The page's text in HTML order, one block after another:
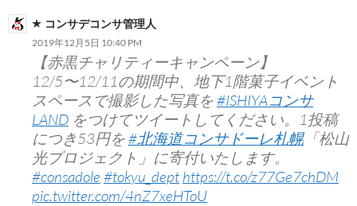
コンサデコンサ管理人
2019年12月5日 10:40 PM
【赤黒チャリティーキャンペーン】
12/5〜12/11の期間中、地下1階菓子イベント
スペースで撮影した写真を#ISHIYAコンサ
LAND をつけてツイートしてください。1投稿
につき53円を#北海道コンサドーレ札幌「松山
光プロジェクト」に寄付いたします。
#consadole #tokyu_dept https://t.co/z77Ge7chDM
pic.twitter.com/4nZ7xeHToU